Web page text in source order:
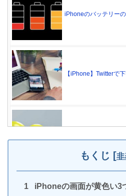
iPhoneのバッテリー
【iPhone】Twitterで
もくじ [非
iPhoneの画面が黄色い3